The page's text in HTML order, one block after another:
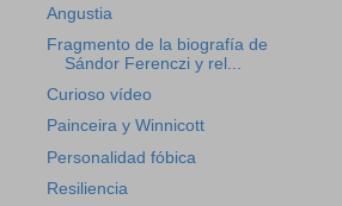
Angustia
Fragmento de la biografía de
Sándor Ferenczi y rel...
Curioso vídeo
Painceira y Winnicott
Personalidad fóbica
Resiliencia